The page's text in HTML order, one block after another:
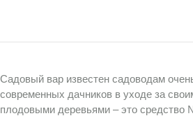
Садовый вар известен садоводам
современных дачников в уходе за
плодовыми деревьями – это средство